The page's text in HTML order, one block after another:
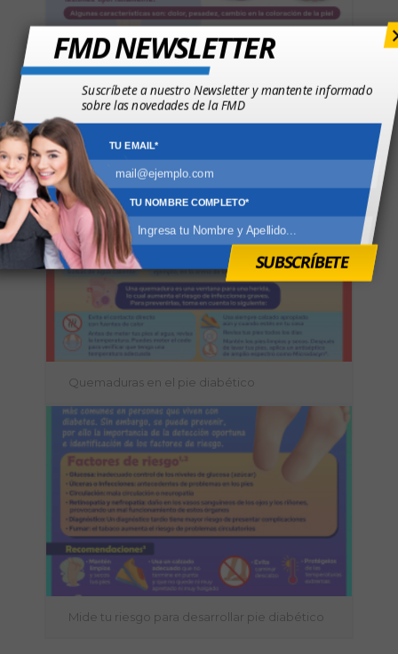
Pies hinchados y de charcot
Quemaduras en el pie diabético
Mide tu riesgo para desarrollar pie diabético
FMD NEWSLETTER
Suscríbete a nuestro Newsletter y mantente informado
sobre las novedades de la FMD
TU EMAIL*
SUBSCRÍBETE
TU NOMBRE COMPLETO*